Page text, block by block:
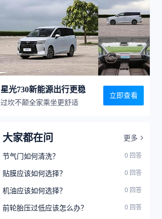
星光730新能源出行更稳
过坎不颠全家乘坐更舒适
立即查看
大家都在问
更多
节气门如何清洗？
0 回答
贴膜应该如何选择？ 0 回答
机油应该如何选择？ 0 回答
前轮胎压过低应该怎么办？ 0 回答